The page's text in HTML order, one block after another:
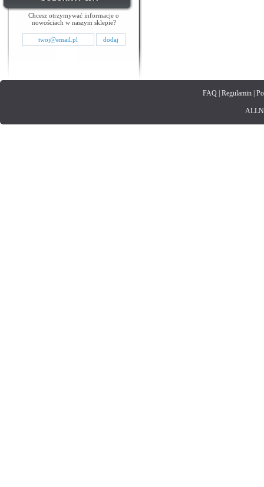
Chcesz otrzymywać informacje o
nowościach w naszym sklepie?
FAQ| Regulamin|